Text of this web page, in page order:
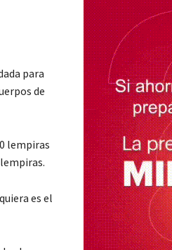
para
de
lempiras
es el